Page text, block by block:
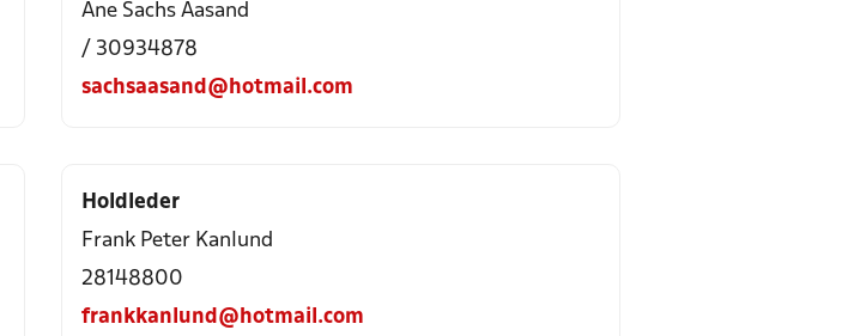
Ane Sachs Aasand
/ 30934878
sachsaasand@hotmail.com
Holdleder
Frank Peter Kanlund
28148800
frankkanlund@hotmail.com